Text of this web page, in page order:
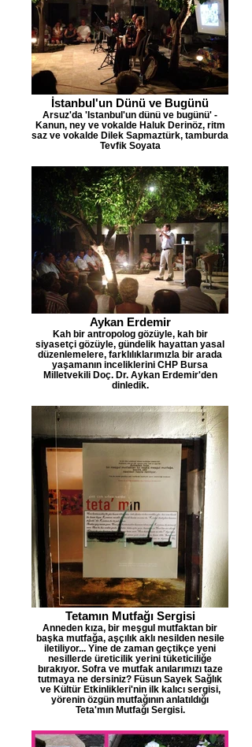
İstanbul'un Dünü ve Bugünü
Arsuz'da 'Istanbul'un dünü ve bugünü' -
Kanun, ney ve vokalde Haluk Derinöz, ritm
saz ve vokalde Dilek Sapmaztürk, tamburda
Tevfik Soyata
Aykan Erdemir
Kah bir antropolog gözüyle, kah bir
siyasetçi gözüyle, gündelik hayattan yasal
düzenlemelere, farklılıklarımızla bir arada
yaşamanın inceliklerini CHP Bursa
Milletvekili Doç. Dr. Aykan Erdemir'den
dinledik.
Tetamın Mutfağı Sergisi
Anneden kıza, bir meşgul mutfaktan bir
başka mutfağa, aşçılık aklı nesilden nesile
iletiliyor... Yine de zaman geçtikçe yeni
nesillerde üreticilik yerini tüketiciliğe
bırakıyor. Sofra ve mutfak anılarımızı taze
tutmaya ne dersiniz? Füsun Sayek Sağlık
ve Kültür Etkinlikleri'nin ilk kalıcı sergisi,
yörenin özgün mutfağının anlatıldığı
Teta'mın Mutfağı Sergisi.